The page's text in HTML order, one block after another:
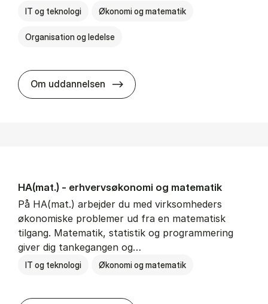
IT og teknologi Økonomi og matematik
Organisation og ledelse
Om uddannelsen HA(it.) - erhvervs­økonomi og
HA(mat.) - erhvervs­økonomi og ma­te­ma­tik
På HA(mat.) arbejder du med virksomheders
økonomiske problemer ud fra en matematisk
tilgang. Matematik, statistik og programmering
giver dig tankegangen og…
IT og teknologi Økonomi og matematik